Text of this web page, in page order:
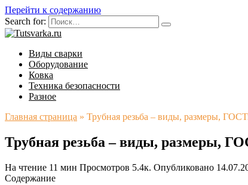
Перейти к содержанию
Search for:
Виды сварки
Оборудование
Ковка
Техника безопасности
Разное
Главная страница » Трубная резьба – виды, размеры,
Трубная резьба – виды, размеры,
На чтение 11 мин Просмотров 5.4к. Опубликовано
Содержание